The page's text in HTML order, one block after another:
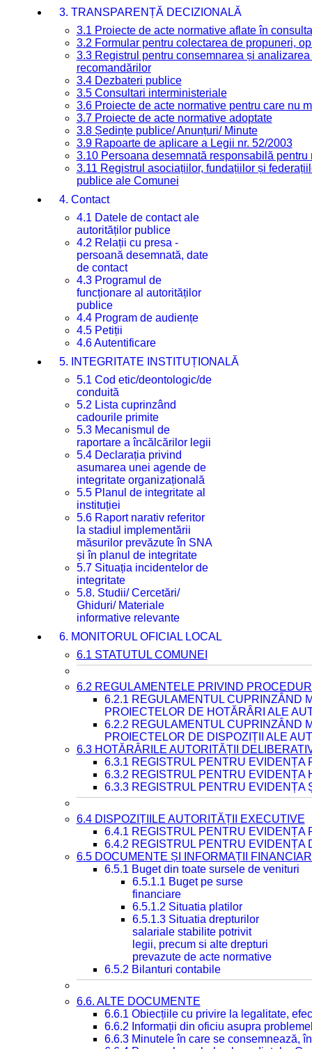
3. TRANSPARENȚĂ DECIZIONALĂ
3.1 Proiecte de acte normative aflate în
3.2 Formular pentru colectarea de propuneri,
3.3 Registrul pentru consemnarea și
recomandărilor
3.4 Dezbateri publice
3.5 Consultari interministeriale
3.6 Proiecte de acte normative pentru care nu
3.7 Proiecte de acte normative adoptate
3.8 Ședințe publice/ Anunțuri/ Minute
3.9 Rapoarte de aplicare a Legii nr. 52/2003
3.10 Persoana desemnată responsabilă
3.11 Registrul asociațiilor, fundațiilor și
publice ale Comunei
4. Contact
4.1 Datele de contact ale
autorităților publice
4.2 Relații cu presa -
persoană desemnată, date
de contact
4.3 Programul de
funcționare al autorităților
publice
4.4 Program de audiențe
4.5 Petiții
4.6 Autentificare
5. INTEGRITATE INSTITUȚIONALĂ
5.1 Cod etic/deontologic/de
conduită
5.2 Lista cuprinzând
cadourile primite
5.3 Mecanismul de
raportare a încălcărilor legii
5.4 Declarația privind
asumarea unei agende de
integritate organizațională
5.5 Planul de integritate al
instituției
5.6 Raport narativ referitor
la stadiul implementării
măsurilor prevăzute în SNA
și în planul de integritate
5.7 Situația incidentelor de
integritate
5.8. Studii/ Cercetări/
Ghiduri/ Materiale
informative relevante
6. MONITORUL OFICIAL LOCAL
6.1 STATUTUL COMUNEI
6.2 REGULAMENTELE PRIVIND
6.2.1 REGULAMENTUL CUPRINZÂND
PROIECTELOR DE HOTĂRÂRI ALE
6.2.2 REGULAMENTUL CUPRINZÂND
PROIECTELOR DE DISPOZIȚII ALE
6.3 HOTĂRÂRILE AUTORITĂȚII
6.3.1 REGISTRUL PENTRU EVIDENȚA
6.3.2 REGISTRUL PENTRU EVIDENȚA
6.3.3 REGISTRUL PENTRU EVIDENȚA
6.4 DISPOZIȚIILE AUTORITĂȚII EXECUTIVE
6.4.1 REGISTRUL PENTRU EVIDENȚA
6.4.2 REGISTRUL PENTRU EVIDENȚA
6.5 DOCUMENTE ȘI INFORMAȚII
6.5.1 Buget din toate sursele de venituri
6.5.1.1 Buget pe surse
financiare
6.5.1.2 Situatia platilor
6.5.1.3 Situatia drepturilor
salariale stabilite potrivit
legii, precum si alte drepturi
prevazute de acte normative
6.5.2 Bilanturi contabile
6.6. ALTE DOCUMENTE
6.6.1 Obiecțiile cu privire la legalitate,
6.6.2 Informații din oficiu asupra
6.6.3 Minutele în care se consemnează,